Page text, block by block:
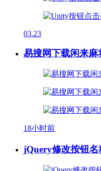
03.23
易搜网下载闲来麻
18小时前
jQuery修改按钮名